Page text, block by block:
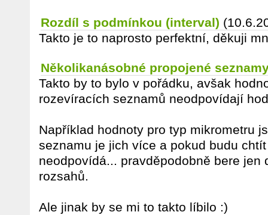
Rozdíl s podmínkou (interval)
Takto je to naprosto perfektní, děkuji
Několikanásobné propojené
Takto by to bylo v pořádku, avšak
rozevíracích seznamů neodpovídají
Například hodnoty pro typ mikrometru
seznamu je jich více a pokud budu
neodpovídá... pravděpodobně bere jen
rozsahů.
Ale jinak by se mi to takto líbilo :)